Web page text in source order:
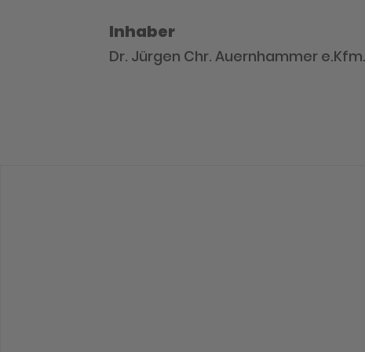
Inhaber
Dr. Jürgen Chr. Auernhammer e.Kfm.